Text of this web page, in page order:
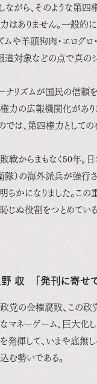
ながら、そのような第
はありません。一般的
ムや羊頭狗肉・エログ
道対象などの点で真の
ナリズムが国民の信頼
力の広報機関化があり
では、第四権力としての
戦からまもなく50年
隊）の海外派兵が強行
らかになりました。こ
じぬ役割をつとめている
収 「発刊に寄せて
党の金権腐敗、この
マネーゲーム、巨大化
発揮して、いまや底無
む勢いである。